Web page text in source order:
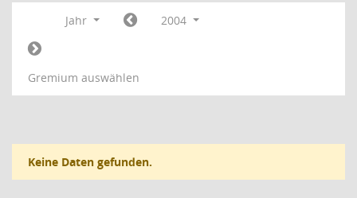
Jahr 2004
Gremium auswählen
Keine Daten gefunden.